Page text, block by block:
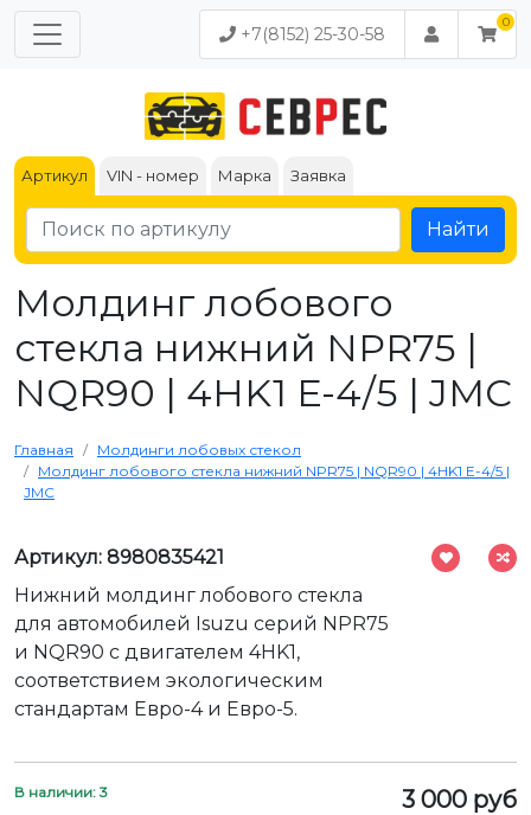
+7(8152) 25-30-58
Артикул VIN - номер Марка Заявка
Найти
Молдинг лобового
стекла нижний NPR75 |
NQR90 | 4HK1 Е-4/5 | JMC
Главная
Молдинги лобовых стекол
Молдинг лобового стекла нижний NPR75 | NQR90 | 4HK1 Е-4/5 |
JMC
Артикул: 8980835421
Нижний молдинг лобового стекла
для автомобилей Isuzu серий NPR75
и NQR90 с двигателем 4HK1,
соответствием экологическим
стандартам Евро-4 и Евро-5.
В наличии: 3 3 000 руб